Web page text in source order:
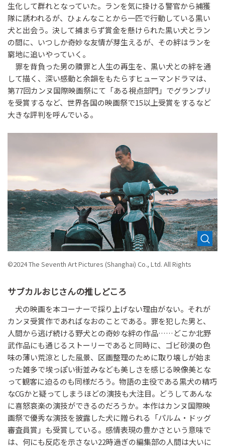
生化して群れとなっていた。ランを気に掛ける警官から捕獲
隊に誘われるが、ひょんなことから一匹で行動している黒い
犬と出会う。決して捕まらず賞金を懸けられた黒い犬とラン
の間に、いつしか奇妙な友情が芽生えるが、その絆はランを
窮地に追いやっていく。
罪を背負った男の贖罪と人生の再生を、黒い犬との絆を通
して描く、深い感動と余韻をもたらすヒューマンドラマは、
第77回カンヌ国際映画祭にて「ある視点部門」でグランプリ
を受賞するなど、世界各国の映画祭で15以上受賞をするなど
大きな評判を呼んでいる。
©2024 The Seventh Art Pictures (Shanghai) Co., Ltd. All Rights
サブカルおじさんの推しどころ
犬の映画を本コーナーで採り上げない理由がない。それが
カンヌ受賞作であればなおのことである。罪を犯した男と、
人間から逃げ続ける野犬との奇妙な絆の作品……どこか北野
武作品にも通じるストーリーであると同時に、ゴビ砂漠の色
味の薄い荒涼とした風景、区画整理のために取り壊しが始ま
った雑多で埃っぽい街並みなども美しさを感じる映像美とな
って観客に迫るのも同様だろう。物語の主役である黒犬の精巧
なCGかと疑ってしまうほどの演技も大注目。どうしてあんな
に喜怒哀楽の演技ができるのだろうか。本作はカンヌ国際映
画祭で優秀な演技を披露した犬に贈られる「パルム・ドッグ
審査員賞」も受賞している。感情表現の豊かさという意味で
は、何にも反応を示さない22時過ぎの編集部の人間は大いに